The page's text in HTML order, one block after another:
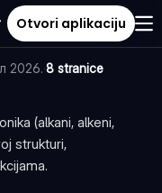
Otvori aplikaciju
2026.·8 stranice
(alkani, alkeni,
strukturi,